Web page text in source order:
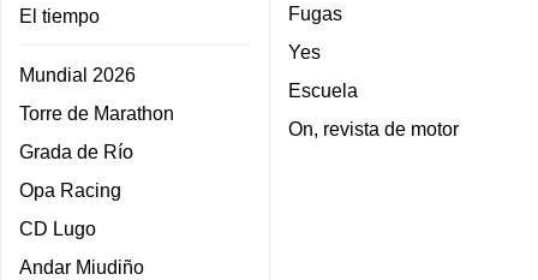
El tiempo
Mundial 2026
Torre de Marathon
Grada de Río
Opa Racing
CD Lugo
Andar Miudiño
Fugas
Yes
Escuela
On, revista de motor